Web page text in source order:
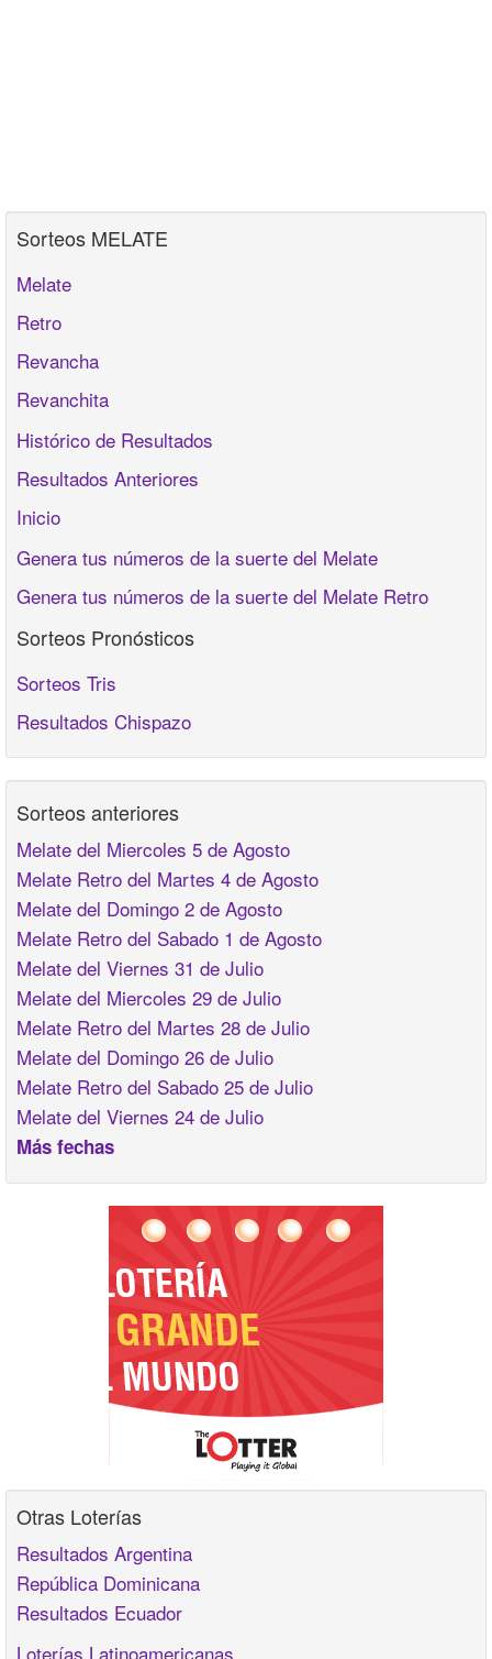
Sorteos MELATE
Melate
Retro
Revancha
Revanchita
Histórico de Resultados
Resultados Anteriores
Inicio
Genera tus números de la suerte del Melate
Genera tus números de la suerte del Melate Retro
Sorteos Pronósticos
Sorteos Tris
Resultados Chispazo
Sorteos anteriores
Melate del Miercoles 5 de Agosto
Melate Retro del Martes 4 de Agosto
Melate del Domingo 2 de Agosto
Melate Retro del Sabado 1 de Agosto
Melate del Viernes 31 de Julio
Melate del Miercoles 29 de Julio
Melate Retro del Martes 28 de Julio
Melate del Domingo 26 de Julio
Melate Retro del Sabado 25 de Julio
Melate del Viernes 24 de Julio
Más fechas
Otras Loterías
Resultados Argentina
República Dominicana
Resultados Ecuador
Loterías Latinoamericanas